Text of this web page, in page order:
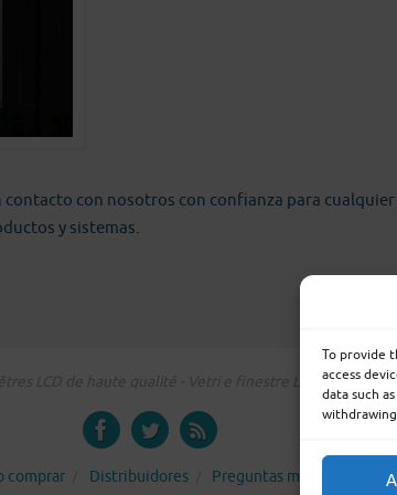
To provide
access
data such
con nosotros con confianza para cualquier
y sistemas.
LCD de haute qualité - Vetri e finestre LCD su misura
comprar Distribuidores Preguntas más comunes